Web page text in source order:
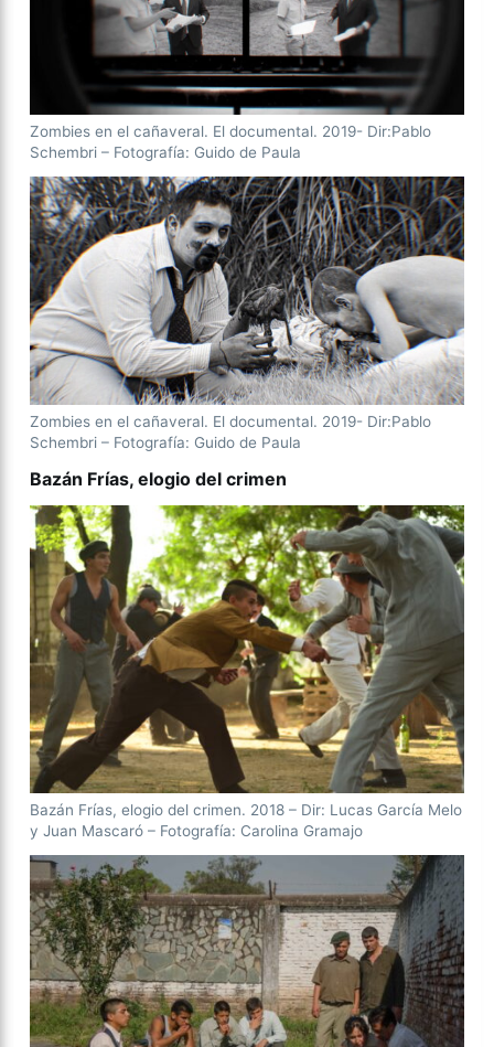
Zombies en el cañaveral. El documental. 2019- Dir:Pablo
Schembri – Fotografía: Guido de Paula
Zombies en el cañaveral. El documental. 2019- Dir:Pablo
Schembri – Fotografía: Guido de Paula
Bazán Frías, elogio del crimen
Bazán Frías, elogio del crimen. 2018 – Dir: Lucas García Melo
y Juan Mascaró – Fotografía: Carolina Gramajo